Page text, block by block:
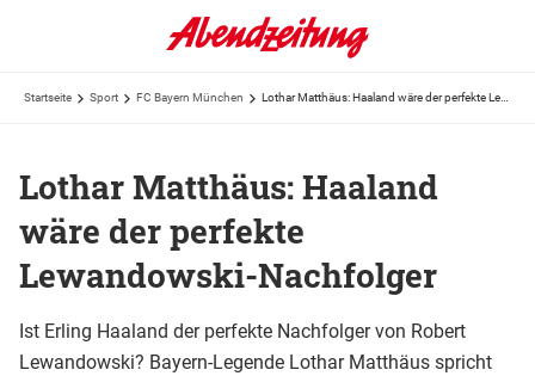
Startseite Sport FC Bayern München
Lothar Matthäus: Haaland
wäre der perfekte
Lewandowski-Nachfolger
Ist Erling Haaland der perfekte Nachfolger von Robert
Lewandowski? Bayern-Legende Lothar Matthäus spricht